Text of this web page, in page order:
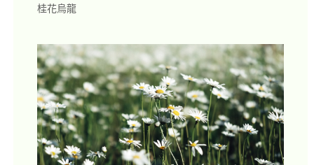
桂花烏龍